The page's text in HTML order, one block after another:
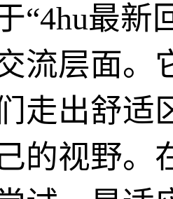
“4hu最
流层面。
走出舒适
的视野。